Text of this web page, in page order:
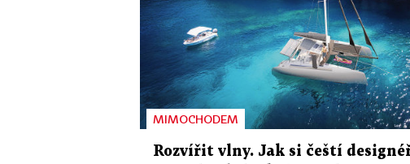
MIMOCHODEM
Rozvířit vlny. Jak si čeští